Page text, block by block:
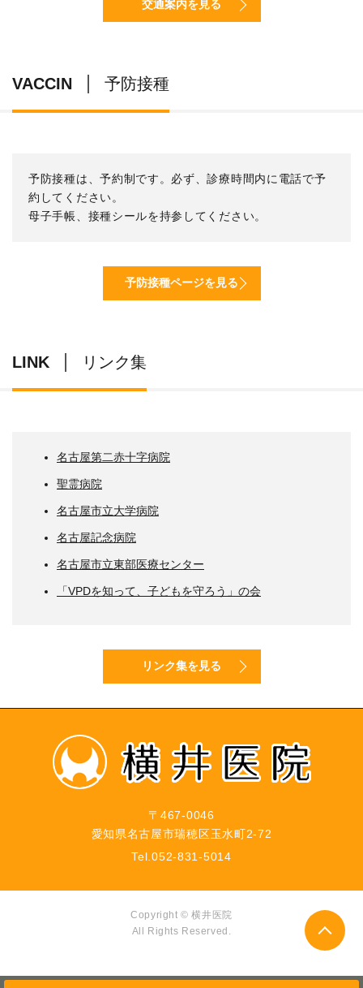
交通案内を見る
VACCIN 予防接種
予防接種は、予約制です。必ず、診療時間内に電話で予
約してください。
母子手帳、接種シールを持参してください。
予防接種ページを見る
LINK リンク集
名古屋第二赤十字病院
聖霊病院
名古屋市立大学病院
名古屋記念病院
名古屋市立東部医療センター
「VPDを知って、子どもを守ろう」の会
リンク集を見る
〒467-0046
愛知県名古屋市瑞穂区玉水町2-72
Tel.052-831-5014
Copyright © 横井医院
All Rights Reserved.